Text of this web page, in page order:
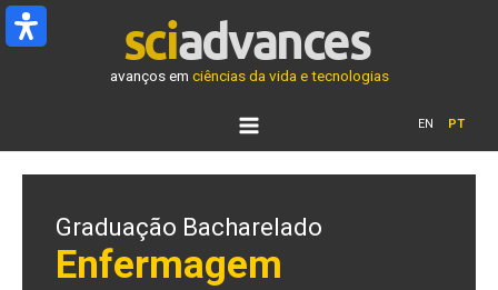
Ir
para
avanços em ciências da vida e tecnologias
EN PT
Graduação Bacharelado
Enfermagem